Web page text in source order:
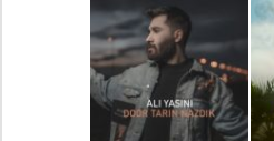
دانلود آهنگ جدید فرزاد
فرزین بنام آتیش